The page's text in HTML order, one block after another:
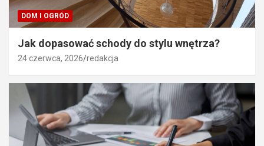
DOM I OGRÓD
Jak dopasować schody do stylu wnętrza?
24 czerwca, 2026 redakcja